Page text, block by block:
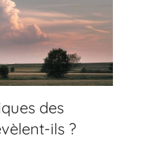
des
ils ?